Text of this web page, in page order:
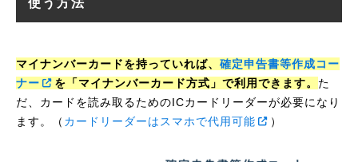
使う方法
マイナンバーカードを持っていれば、 確定申告書等作成コー
ナー
を「マイナンバーカード方式」で利用できます。 た
だ、カードを読み取るためのICカードリーダーが必要になり
ます。（ カードリーダーはスマホで代用可能 ）